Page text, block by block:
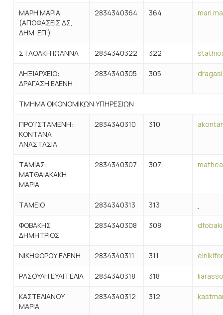
ΜΑΡΗ ΜΑΡΙΑ
(ΑΠΟΦΑΣΕΙΣ ΔΣ,
ΔΗΜ. ΕΠ.)
2834340364 364
ΣΤΑΘΑΚΗ ΙΩΑΝΝΑ 2834340322 322
ΛΗΞΙΑΡΧΕΙΟ:
ΔΡΑΓΑΣΗ ΕΛΕΝΗ
2834340305 305
ΤΜΗΜΑ ΟΙΚΟΝΟΜΙΚΩΝ ΥΠΗΡΕΣΙΩΝ
ΠΡΟ’Ι’ΣΤΑΜΕΝΗ:
ΚΟΝΤΑΝΑ
ΑΝΑΣΤΑΣΙΑ
2834340310 310
ΤΑΜΙΑΣ:
ΜΑΤΘΑΙΑΚΑΚΗ
ΜΑΡΙΑ
2834340307 307
ΤΑΜΕΙΟ 2834340313 313
ΦΟΒΑΚΗΣ
ΔΗΜΗΤΡΙΟΣ
2834340308 308
ΝΙΚΗΦΟΡΟΥ ΕΛΕΝΗ 2834340311 311
ΡΑΣΟΥΛΗ ΕΥΑΓΓΕΛΙΑ 2834340318 318
ΚΑΣΤΕΛΙΑΝΟΥ
ΜΑΡΙΑ
2834340312 312